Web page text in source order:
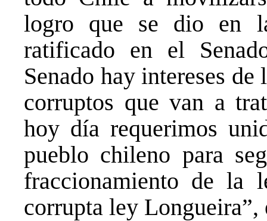
logro que se dio en
ratificado en el
Senado hay intereses de
corruptos que van a
hoy día requerimos
pueblo chileno para
fraccionamiento de la
corrupta ley Longueira”,